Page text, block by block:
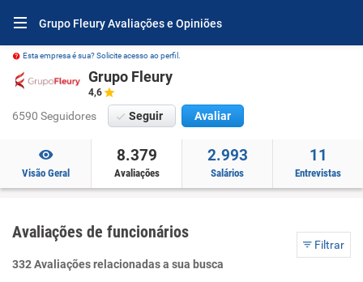
Grupo Fleury Avaliações e Opiniões
Esta empresa é sua? Solicite acesso ao perfil.
Grupo Fleury
4,6
6590 Seguidores Seguir Avaliar
Visão Geral
8.379
Avaliações
2.993
Salários
11
Entrevistas
Avaliações de funcionários
Filtrar
332 Avaliações relacionadas a sua busca